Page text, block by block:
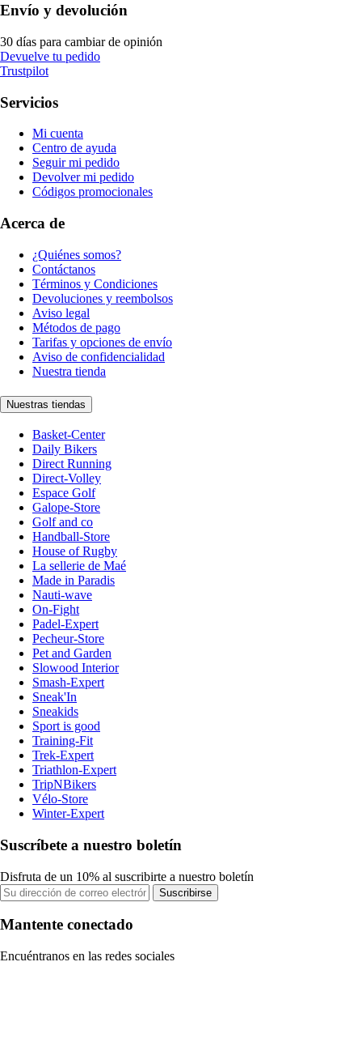
Envío y devolución
30 días para cambiar de opinión
Devuelve tu pedido
Trustpilot
Servicios
Mi cuenta
Centro de ayuda
Seguir mi pedido
Devolver mi pedido
Códigos promocionales
Acerca de
¿Quiénes somos?
Contáctanos
Términos y Condiciones
Devoluciones y reembolsos
Aviso legal
Métodos de pago
Tarifas y opciones de envío
Aviso de confidencialidad
Nuestra tienda
Nuestras tiendas
Basket-Center
Daily Bikers
Direct Running
Direct-Volley
Espace Golf
Galope-Store
Golf and co
Handball-Store
House of Rugby
La sellerie de Maé
Made in Paradis
Nauti-wave
On-Fight
Padel-Expert
Pecheur-Store
Pet and Garden
Slowood Interior
Smash-Expert
Sneak'In
Sneakids
Sport is good
Training-Fit
Trek-Expert
Triathlon-Expert
TripNBikers
Vélo-Store
Winter-Expert
Suscríbete a nuestro boletín
Disfruta de un 10% al suscribirte a nuestro boletín
Suscribirse
Mantente conectado
Encuéntranos en las redes sociales